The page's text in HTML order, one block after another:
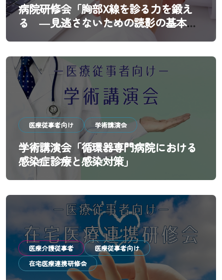
病院研修会「胸部X線を診る力を鍛え
る ―見逃さないための読影の基本と
実践―」
医療従事者向け 学術講演会
学術講演会「循環器専門病院における
感染症診療と感染対策」
医療介護従事者
医療従事者向け
在宅医療連携研修会